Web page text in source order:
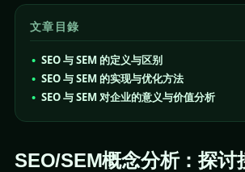
文章目錄
SEO 与 SEM 的定义与区别
SEO 与 SEM 的实现与优化方法
SEO 与 SEM 对企业的意义与价值分析
SEO/SEM概念分析：探讨